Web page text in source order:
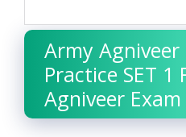
Army Agniveer
Practice SET 1
Agniveer Exam